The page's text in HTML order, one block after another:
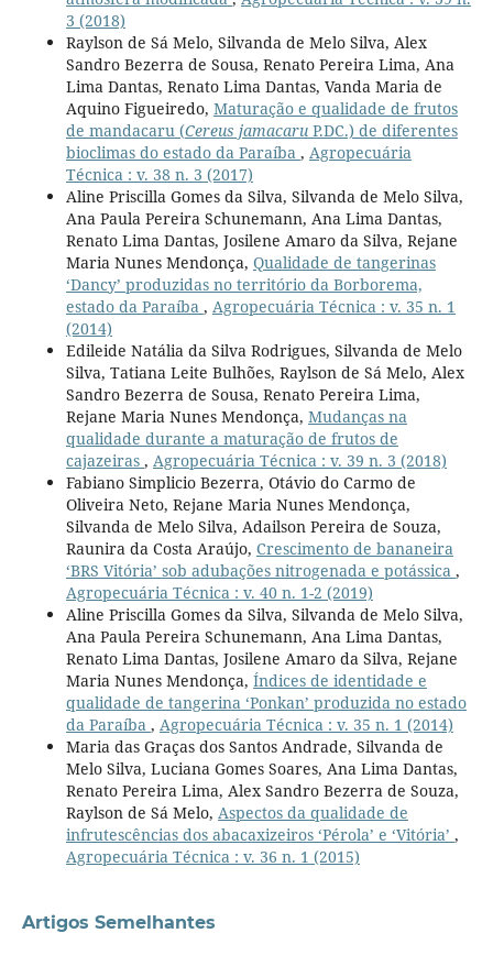
3 (2018)
Raylson de Sá Melo, Silvanda de Melo Silva, Alex
Sandro Bezerra de Sousa, Renato Pereira Lima, Ana
Lima Dantas, Renato Lima Dantas, Vanda Maria de
Aquino Figueiredo, Maturação e qualidade de frutos
de mandacaru (Cereus jamacaruP.DC.) de diferentes
bioclimas do estado da Paraíba , Agropecuária
Técnica : v. 38 n. 3 (2017)
Aline Priscilla Gomes da Silva, Silvanda de Melo Silva,
Ana Paula Pereira Schunemann, Ana Lima Dantas,
Renato Lima Dantas, Josilene Amaro da Silva, Rejane
Maria Nunes Mendonça, Qualidade de tangerinas
‘Dancy’ produzidas no território da Borborema,
estado da Paraíba , Agropecuária Técnica : v. 35 n. 1
(2014)
Edileide Natália da Silva Rodrigues, Silvanda de Melo
Silva, Tatiana Leite Bulhões, Raylson de Sá Melo, Alex
Sandro Bezerra de Sousa, Renato Pereira Lima,
Rejane Maria Nunes Mendonça, Mudanças na
qualidade durante a maturação de frutos de
cajazeiras , Agropecuária Técnica : v. 39 n. 3 (2018)
Fabiano Simplicio Bezerra, Otávio do Carmo de
Oliveira Neto, Rejane Maria Nunes Mendonça,
Silvanda de Melo Silva, Adailson Pereira de Souza,
Raunira da Costa Araújo, Crescimento de bananeira
‘BRS Vitória’ sob adubações nitrogenada e potássica ,
Agropecuária Técnica : v. 40 n. 1-2 (2019)
Aline Priscilla Gomes da Silva, Silvanda de Melo Silva,
Ana Paula Pereira Schunemann, Ana Lima Dantas,
Renato Lima Dantas, Josilene Amaro da Silva, Rejane
Maria Nunes Mendonça, Índices de identidade e
qualidade de tangerina ‘Ponkan’ produzida no estado
da Paraíba , Agropecuária Técnica : v. 35 n. 1 (2014)
Maria das Graças dos Santos Andrade, Silvanda de
Melo Silva, Luciana Gomes Soares, Ana Lima Dantas,
Renato Pereira Lima, Alex Sandro Bezerra de Souza,
Raylson de Sá Melo, Aspectos da qualidade de
infrutescências dos abacaxizeiros ‘Pérola’ e ‘Vitória’ ,
Agropecuária Técnica : v. 36 n. 1 (2015)
Artigos Semelhantes